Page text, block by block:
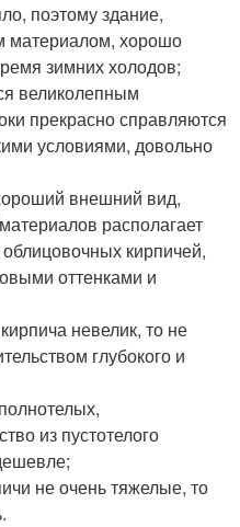
поэтому здание,
материалом, хорошо
зимних холодов;
великолепным
прекрасно справляются
условиями, довольно
внешний вид,
располагает
кирпичей,
оттенками и
невелик, то не
глубокого и
из пустотелого
не очень тяжелые, то